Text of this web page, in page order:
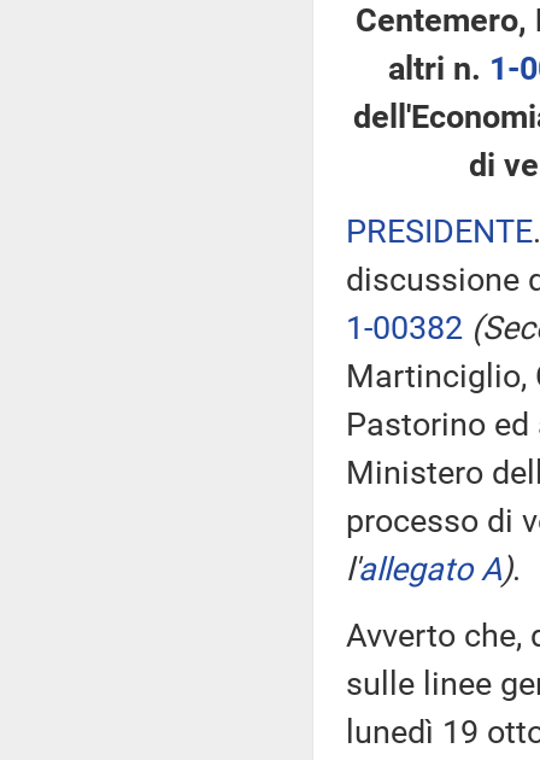
Centemero,
altri n. 1-
di
PRESIDENTE
discussione
1-00382
Martinciglio,
Pastorino
Ministero
processo di
l'allegato A).
Avverto che,
sulle linee
lunedì 19